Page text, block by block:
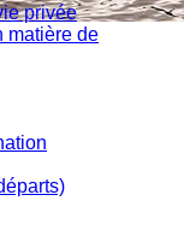
privée
matière de